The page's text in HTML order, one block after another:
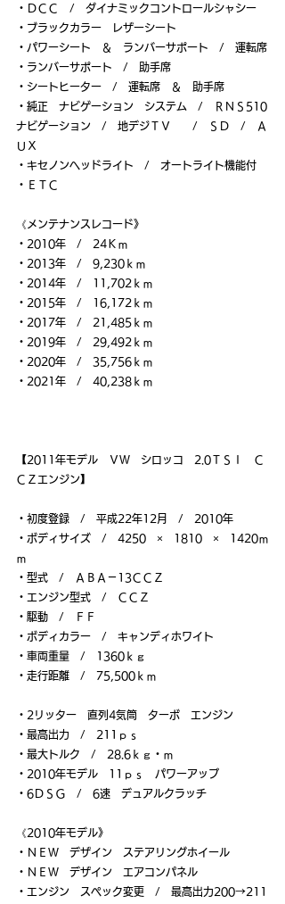
・ＤＣＣ　/　ダイナミックコントロールシャシー
・ブラックカラー　レザーシート
・パワーシート　＆　ランバーサポート　/　運転席
・ランバーサポート　/　助手席
・シートヒーター　/　運転席　＆　助手席
・純正　ナビゲーション　システム　/　ＲＮＳ510
ナビゲーション　/　地デジＴＶ　　/　ＳＤ　/　Ａ
ＵＸ
・キセノンヘッドライト　/　オートライト機能付
・ＥＴＣ
《メンテナンスレコード》
・2010年　/　24Ｋｍ
・2013年　/　9,230ｋｍ
・2014年　/　11,702ｋｍ
・2015年　/　16,172ｋｍ
・2017年　/　21,485ｋｍ
・2019年　/　29,492ｋｍ
・2020年　/　35,756ｋｍ
・2021年　/　40,238ｋｍ
【2011年モデル　ＶＷ　シロッコ　2.0ＴＳＩ　Ｃ
ＣＺエンジン】
・初度登録　/　平成22年12月　/　2010年
・ボディサイズ　/　4250　×　1810　×　1420ｍ
ｍ
・型式　/　ＡＢＡ－13ＣＣＺ
・エンジン型式　/　ＣＣＺ
・駆動　/　ＦＦ
・ボディカラー　/　キャンディホワイト
・車両重量　/　1360ｋｇ
・走行距離　/　75,500ｋｍ
・2リッター　直列4気筒　ターボ　エンジン
・最高出力　/　211ｐｓ
・最大トルク　/　28.6ｋｇ・ｍ
・2010年モデル　11ｐｓ　パワーアップ
・6ＤＳＧ　/　6速　デュアルクラッチ
《2010年モデル》
・ＮＥＷ　デザイン　ステアリングホイール
・ＮＥＷ　デザイン　エアコンパネル
・エンジン　スペック変更　/　最高出力200→211